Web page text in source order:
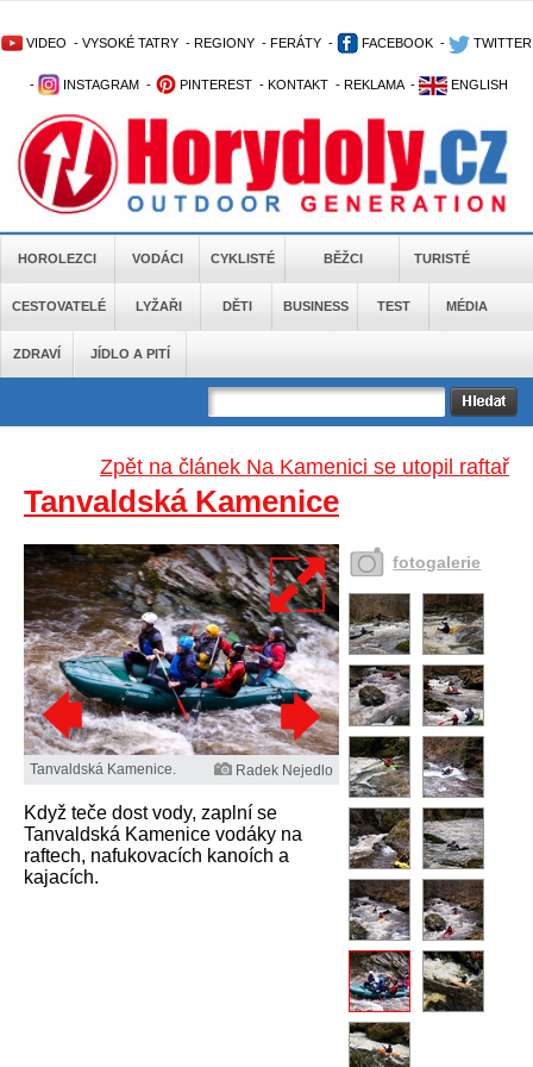
VIDEO - VYSOKÉ TATRY - REGIONY - FERÁTY - FACEBOOK - TWITTER
- INSTAGRAM - PINTEREST - KONTAKT - REKLAMA - ENGLISH
HOROLEZCI VODÁCI CYKLISTÉ BĚŽCI TURISTÉ
CESTOVATELÉ LYŽAŘI DĚTI BUSINESS TEST MÉDIA
ZDRAVÍ JÍDLO A PITÍ
Zpět na článek Na Kamenici se utopil raftař
Tanvaldská Kamenice
Tanvaldská Kamenice. Radek Nejedlo
Když teče dost vody, zaplní se
Tanvaldská Kamenice vodáky na
raftech, nafukovacích kanoích a
kajacích.
fotogalerie